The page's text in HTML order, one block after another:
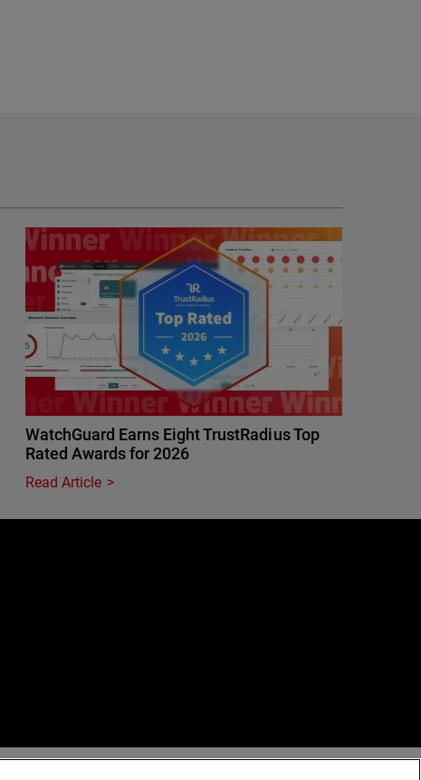
WatchGuard Earns Eight TrustRadius Top
Rated Awards for 2026
Read Article